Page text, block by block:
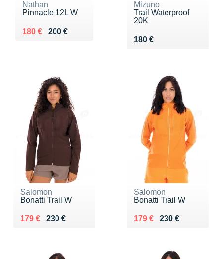
Nathan
Pinnacle 12L W
200 €
Au lieu de 200 €
180 €
Vendu 180 €
Mizuno
Trail Waterproof
20K
180 €
Vendu 180 €
Salomon
Bonatti Trail W
230 €
Au lieu de 230 €
179 €
Vendu 179 €
Salomon
Bonatti Trail W
230 €
Au lieu de 230 €
179 €
Vendu 179 €